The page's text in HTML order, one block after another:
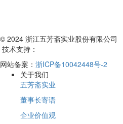
© 2024 浙江五芳斋实业股份有限公司
技术支持：
网站备案： 浙ICP备10042448号-2
关于我们
五芳斋实业
董事长寄语
企业价值观